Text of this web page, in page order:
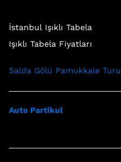
İstanbul Işıklı Tabela
Işıklı Tabela Fiyatları
Salda Gölü Pamukkale Turu
Auto Partikul